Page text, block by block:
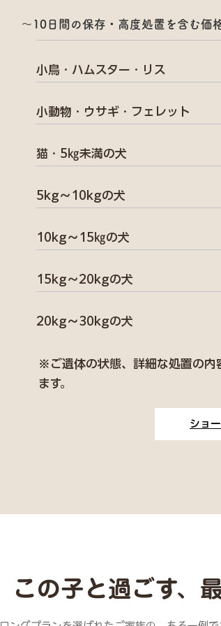
～10日間の保存・高度処置を含む価
小鳥・ハムスター・リス
小動物・ウサギ・フェレット
猫・5㎏未満の犬
5kg〜10kgの犬
10kg〜15㎏の犬
15kg〜20kgの犬
20kg〜30kgの犬
※ご遺体の状態、詳細な処置の内
ます。
ショ
この子と過ごす、